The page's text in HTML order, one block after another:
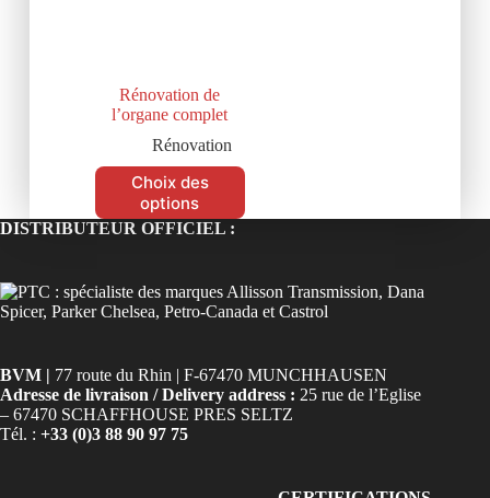
Rénovation de
l’organe complet
Rénovation
Choix des
options
DISTRIBUTEUR OFFICIEL :
BVM | 77 route du Rhin | F-67470 MUNCHHAUSEN
Adresse de livraison / Delivery address : 25 rue de l’Eglise
– 67470 SCHAFFHOUSE PRES SELTZ
Tél. : +33 (0)3 88 90 97 75